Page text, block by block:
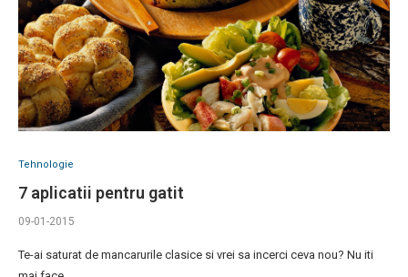
Tehnologie
7 aplicatii pentru gatit
09-01-2015
Te-ai saturat de mancarurile clasice si vrei sa incerci ceva nou? Nu iti